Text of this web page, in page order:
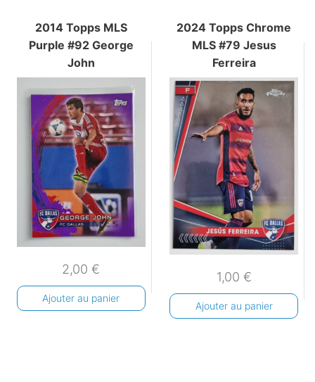
2014 Topps MLS
Purple #92 George
John
2,00€
Ajouter au panier
2024 Topps Chrome
MLS #79 Jesus
Ferreira
1,00 €
Ajouter au panier